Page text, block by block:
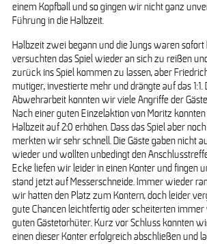
einem Kopfball und so gingen wir nicht ganz
Führung in die Halbzeit.
Halbzeit zwei begann und die Jungs waren sofort
versuchten das Spiel wieder an sich zu reißen
zurück ins Spiel kommen zu lassen, aber
mutiger, investierte mehr und drängte auf das 1:1.
Abwehrarbeit konnten wir viele Angriffe der
Nach einer guten Einzelaktion von Moritz
Halbzeit auf 2:0 erhöhen. Dass das Spiel aber
merkten wir sehr schnell. Die Gäste gaben nicht
wieder und wollten unbedingt den
Ecke liefen wir leider in einen Konter und fingen
stand jetzt auf Messerschneide. Immer wieder
wir hatten den Platz zum Kontern, doch leider
gute Chancen leichtfertig oder scheiterten
guten Gästetorhüter. Kurz vor Schluss konnten
einen dieser Konter erfolgreich abschließen und